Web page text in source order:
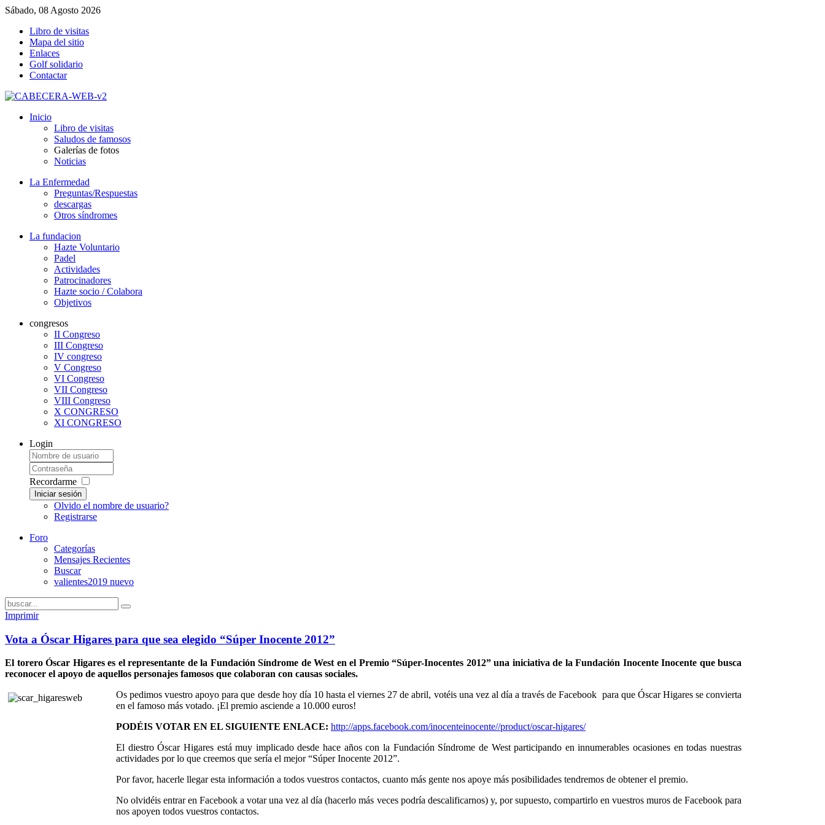
Sábado, 08 Agosto 2026
Libro de visitas
Mapa del sitio
Enlaces
Golf solidario
Contactar
Inicio
Libro de visitas
Saludos de famosos
Galerías de fotos
Noticias
La Enfermedad
Preguntas/Respuestas
descargas
Otros síndromes
La fundacion
Hazte Voluntario
Padel
Actividades
Patrocinadores
Hazte socio / Colabora
Objetivos
congresos
II Congreso
III Congreso
IV congreso
V Congreso
VI Congreso
VII Congreso
VIII Congreso
X CONGRESO
XI CONGRESO
Login
Recordarme
Iniciar sesión
Olvido el nombre de usuario?
Registrarse
Foro
Categorías
Mensajes Recientes
Buscar
valientes2019 nuevo
Imprimir
Vota a Óscar Higares para que sea elegido “Súper Inocente 2012”
El torero Óscar Higares es el representante de la Fundación Síndrome de West en el Premio “Súper-Inocentes 2012” una iniciativa de la Fundación Inocente Inocente que busca
reconocer el apoyo de aquellos personajes famosos que colaboran con causas sociales.
Os pedimos vuestro apoyo para que desde hoy día 10 hasta el viernes 27 de abril, votéis una vez al día a través de Facebook para que Óscar Higares se convierta
en el famoso más votado. ¡El premio asciende a 10.000 euros!
PODÉIS VOTAR EN EL SIGUIENTE ENLACE: http://apps.facebook.com/inocenteinocente//product/oscar-higares/
El diestro Óscar Higares está muy implicado desde hace años con la Fundación Síndrome de West participando en innumerables ocasiones en todas nuestras
actividades por lo que creemos que sería el mejor “Súper Inocente 2012”.
Por favor, hacerle llegar esta información a todos vuestros contactos, cuanto más gente nos apoye más posibilidades tendremos de obtener el premio.
No olvidéis entrar en Facebook a votar una vez al día (hacerlo más veces podría descalificarnos) y, por supuesto, compartirlo en vuestros muros de Facebook para
nos apoyen todos vuestros contactos.